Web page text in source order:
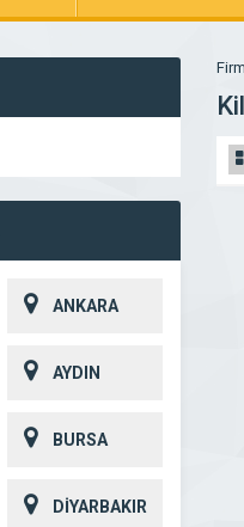
ANKARA
AYDIN
BURSA
DİYARBAKIR